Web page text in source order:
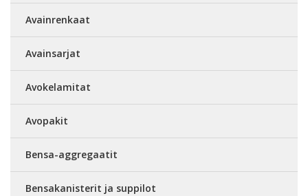
Avainrenkaat
Avainsarjat
Avokelamitat
Avopakit
Bensa-aggregaatit
Bensakanisterit ja suppilot